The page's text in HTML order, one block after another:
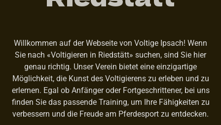
Willkommen auf der Webseite von Voltige Ipsach! Wenn
Sie nach «Voltigieren in Riedstätt» suchen, sind Sie hier
genau richtig. Unser Verein bietet eine einzigartige
Möglichkeit, die Kunst des Voltigierens zu erleben und zu
erlernen. Egal ob Anfänger oder Fortgeschrittener, bei uns
finden Sie das passende Training, um Ihre Fähigkeiten zu
verbessern und die Freude am Pferdesport zu entdecken.